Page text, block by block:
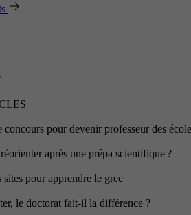
pour devenir professeur des
après une prépa scientifique ?
pour apprendre le grec
le doctorat fait-il la différence ?